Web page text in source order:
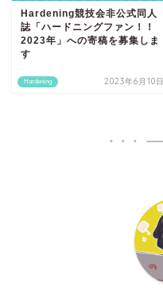
Hardening
Hardening競技会非公式同人
誌「ハードニングファン！！
2023年」への寄稿を募集しま
す
2023年6月10日